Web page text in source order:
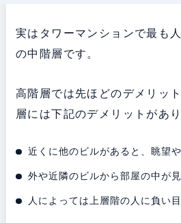
実はタワーマンションで最も
の中階層です。
高階層では先ほどのデメリッ
層には下記のデメリットがあり
近くに他のビルがあると、眺望
外や近隣のビルから部屋の中が
人によっては上層階の人に負い